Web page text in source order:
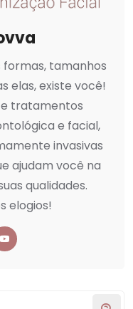
formas, tamanhos
elas, existe você!
tratamentos
e facial,
invasivas
ajudam você na
qualidades.
elogios!